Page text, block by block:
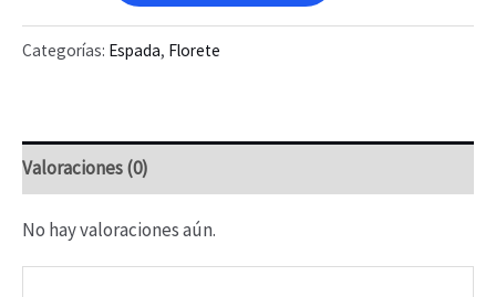
Antideslizante
Categorías: Espada, Florete
Valoraciones (0)
No hay valoraciones aún.